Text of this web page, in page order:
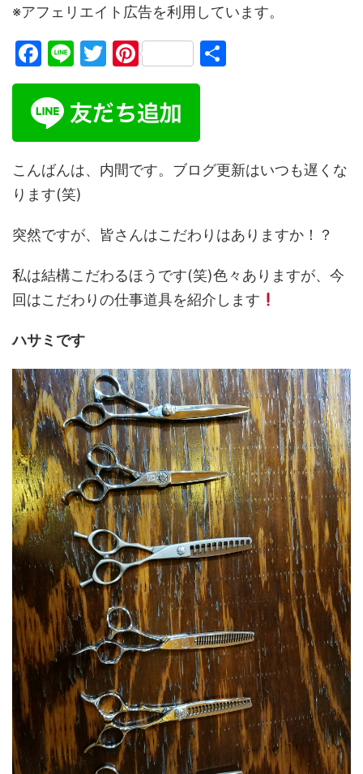
※アフェリエイト広告を利用しています。
F
a
c
e
b
o
o
k
Li
n
e
T
w
itt
er
Pi
nt
er
e
st
こんばんは、内間です。ブログ更新はいつも遅くな
ります(笑)
突然ですが、皆さんはこだわりはありますか！？
私は結構こだわるほうです(笑)色々ありますが、今
回はこだわりの仕事道具を紹介します
ハサミです